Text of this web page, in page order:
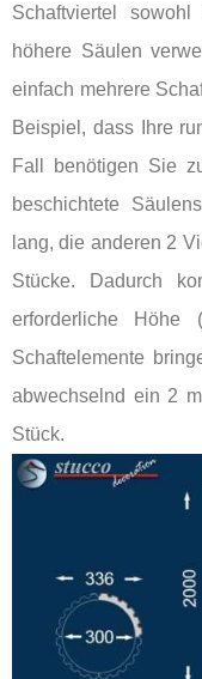
Schaftviertel
höhere Säulen
einfach mehrere
Beispiel, dass Ihre
Fall benötigen Sie
beschichtete
lang, die anderen 2
Stücke. Dadurch
erforderliche
Schaftelemente
abwechselnd ein 2
Stück.